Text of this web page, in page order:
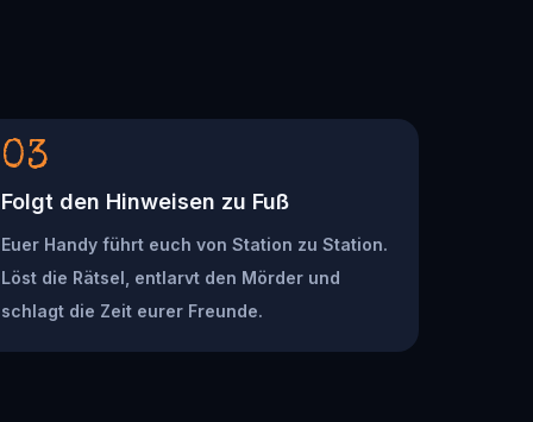
03
Folgt den Hinweisen zu Fuß
Euer Handy führt euch von Station zu Station.
Löst die Rätsel, entlarvt den Mörder und
schlagt die Zeit eurer Freunde.